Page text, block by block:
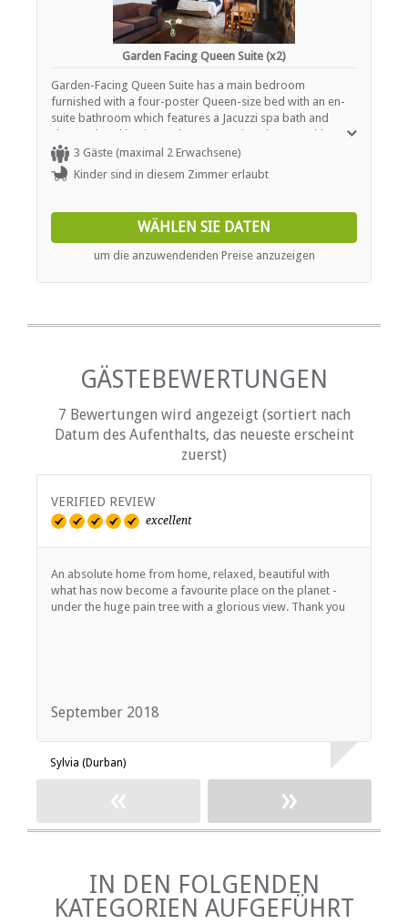
Garden Facing Queen Suite (x2)
Garden-Facing Queen Suite has a main bedroom
furnished with a four-poster Queen-size bed with an en-
suite bathroom which features a Jacuzzi spa bath and
shower, hand basins and WC. A spacious lounge with a
fridge and log fireplace opens onto a covered veranda.
Spacious bedrooms and log fireplaces all form part of the
Ardmore experience. The rooms feature fireplaces,
and coffee making facility, and a wood fireplace
(firewood is provided free of charge). Facilities include
bathroom amenities, Wireless internet connection, coffee
and tea making facilities, complimentary high speed
internet in room, maid service, converters/ Voltage
3 Gäste (maximal 2 Erwachsene)
Kinder sind in diesem Zimmer erlaubt
WÄHLEN SIE DATEN
um die anzuwendenden Preise anzuzeigen
GÄSTEBEWERTUNGEN
7 Bewertungen wird angezeigt (sortiert nach
Datum des Aufenthalts, das neueste erscheint
zuerst)
VERIFIED REVIEW
excellent
An absolute home from home, relaxed, beautiful with
what has now become a favourite place on the planet -
under the huge pain tree with a glorious view. Thank you
September 2018
Sylvia (Durban)
« »
IN DEN FOLGENDEN
KATEGORIEN AUFGEFÜHRT